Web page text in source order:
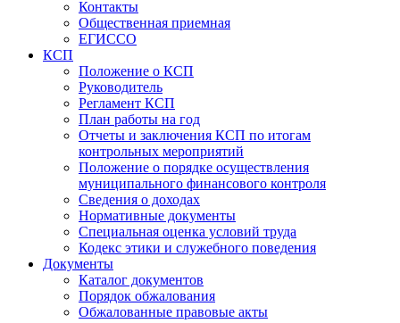
Контакты
Общественная приемная
ЕГИССО
КСП
Положение о КСП
Руководитель
Регламент КСП
План работы на год
Отчеты и заключения КСП по итогам
контрольных мероприятий
Положение о порядке осуществления
муниципального финансового контроля
Сведения о доходах
Нормативные документы
Специальная оценка условий труда
Кодекс этики и служебного поведения
Документы
Каталог документов
Порядок обжалования
Обжалованные правовые акты